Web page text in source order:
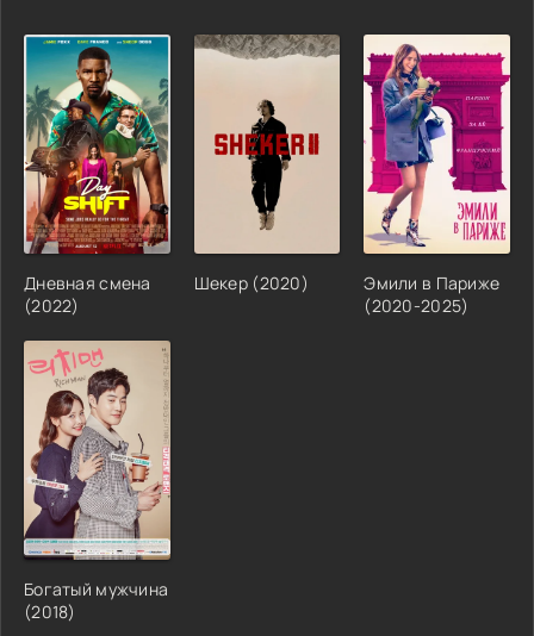
Дневная смена
(2022)
Шекер (2020)
Эмили в Париже
(2020-2025)
Богатый мужчина
(2018)